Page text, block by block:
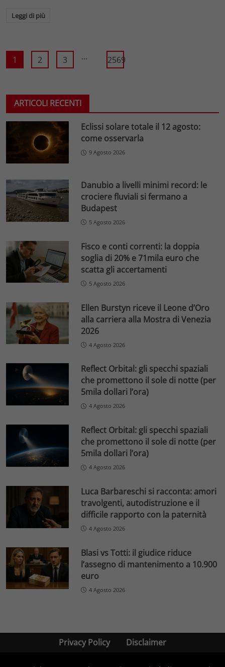
Leggi di più
1 2 3 ... 2569
ARTICOLI RECENTI
Eclissi solare totale il 12 agosto:
come osservarla
9 Agosto 2026
Danubio a livelli minimi record: le
crociere fluviali si fermano a
Budapest
5 Agosto 2026
Fisco e conti correnti: la doppia
soglia di 20% e 71mila euro che
scatta gli accertamenti
5 Agosto 2026
Ellen Burstyn riceve il Leone d’Oro
alla carriera alla Mostra di Venezia
2026
4 Agosto 2026
Reflect Orbital: gli specchi spaziali
che promettono il sole di notte (per
5mila dollari l’ora)
4 Agosto 2026
Reflect Orbital: gli specchi spaziali
che promettono il sole di notte (per
5mila dollari l’ora)
4 Agosto 2026
Luca Barbareschi si racconta: amori
travolgenti, autodistruzione e il
difficile rapporto con la paternità
4 Agosto 2026
Blasi vs Totti: il giudice riduce
l’assegno di mantenimento a 10.900
euro
4 Agosto 2026
Privacy Policy Disclaimer